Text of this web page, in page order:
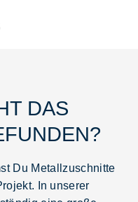
DAS
Du Metallzuschnitte
In unserer